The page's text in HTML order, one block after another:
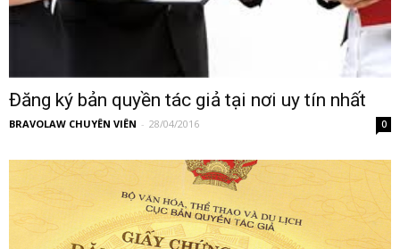
Đăng ký bản quyền tác giả tại nơi uy tín nhất
BRAVOLAW CHUYÊN VIÊN - 28/04/2016 0